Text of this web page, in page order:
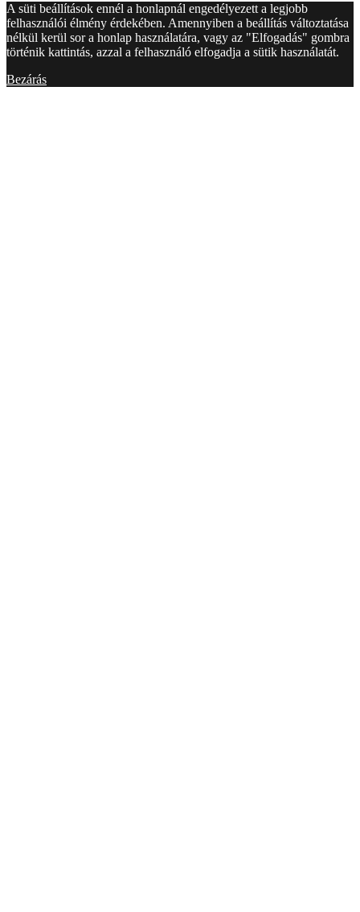
A süti beállítások ennél a honlapnál engedélyezett a legjobb
felhasználói élmény érdekében. Amennyiben a beállítás változtatása
nélkül kerül sor a honlap használatára, vagy az "Elfogadás" gombra
történik kattintás, azzal a felhasználó elfogadja a sütik használatát.
Bezárás